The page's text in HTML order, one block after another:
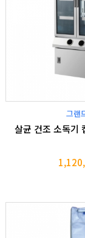
그랜
살균 건조 소독기